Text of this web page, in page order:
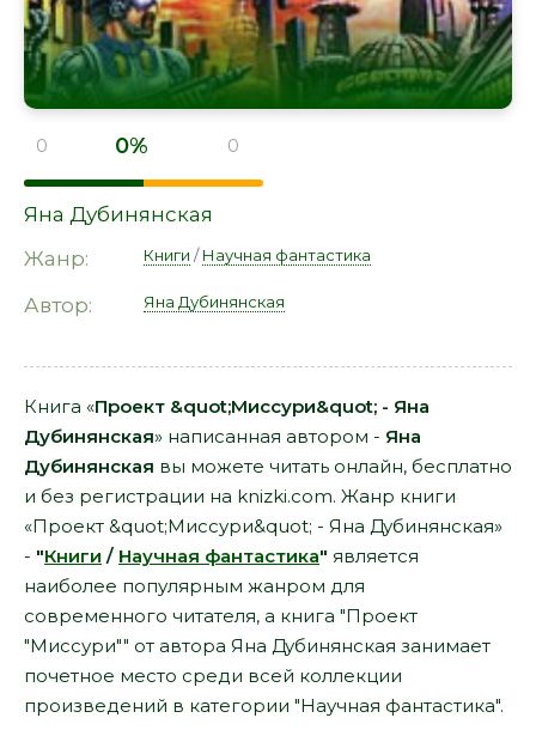
0 0% 0
Яна Дубинянская
Жанр:
Книги /Научная фантастика
Автор: Яна Дубинянская
Книга «Проект &quot;Миссури&quot; - Яна
Дубинянская» написанная автором - Яна
Дубинянская вы можете читать онлайн, бесплатно
и без регистрации на knizki.com. Жанр книги
«Проект &quot;Миссури&quot; - Яна Дубинянская»
- "Книги / Научная фантастика" является
наиболее популярным жанром для
современного читателя, а книга "Проект
"Миссури"" от автора Яна Дубинянская занимает
почетное место среди всей коллекции
произведений в категории "Научная фантастика".